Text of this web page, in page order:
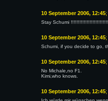
10 September 2006, 12:45
Stay Schumi
10 September 2006, 12:45
Schumi, if you decide to go,
10 September 2006, 12:45
No Michale,no F1.
Kimi,who knows.
10 September 2006, 12:45